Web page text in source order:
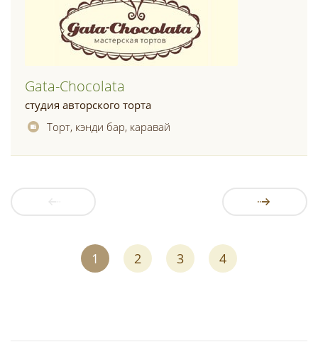
Gata-Chocolata
студия авторского торта
Торт, кэнди бар, каравай
1 2 3 4